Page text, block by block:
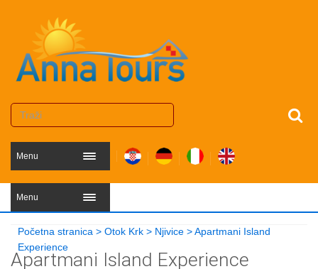
Menu
Menu
Početna stranica > Otok Krk > Njivice >Apartmani Island
Experience
Apartmani Island Experience